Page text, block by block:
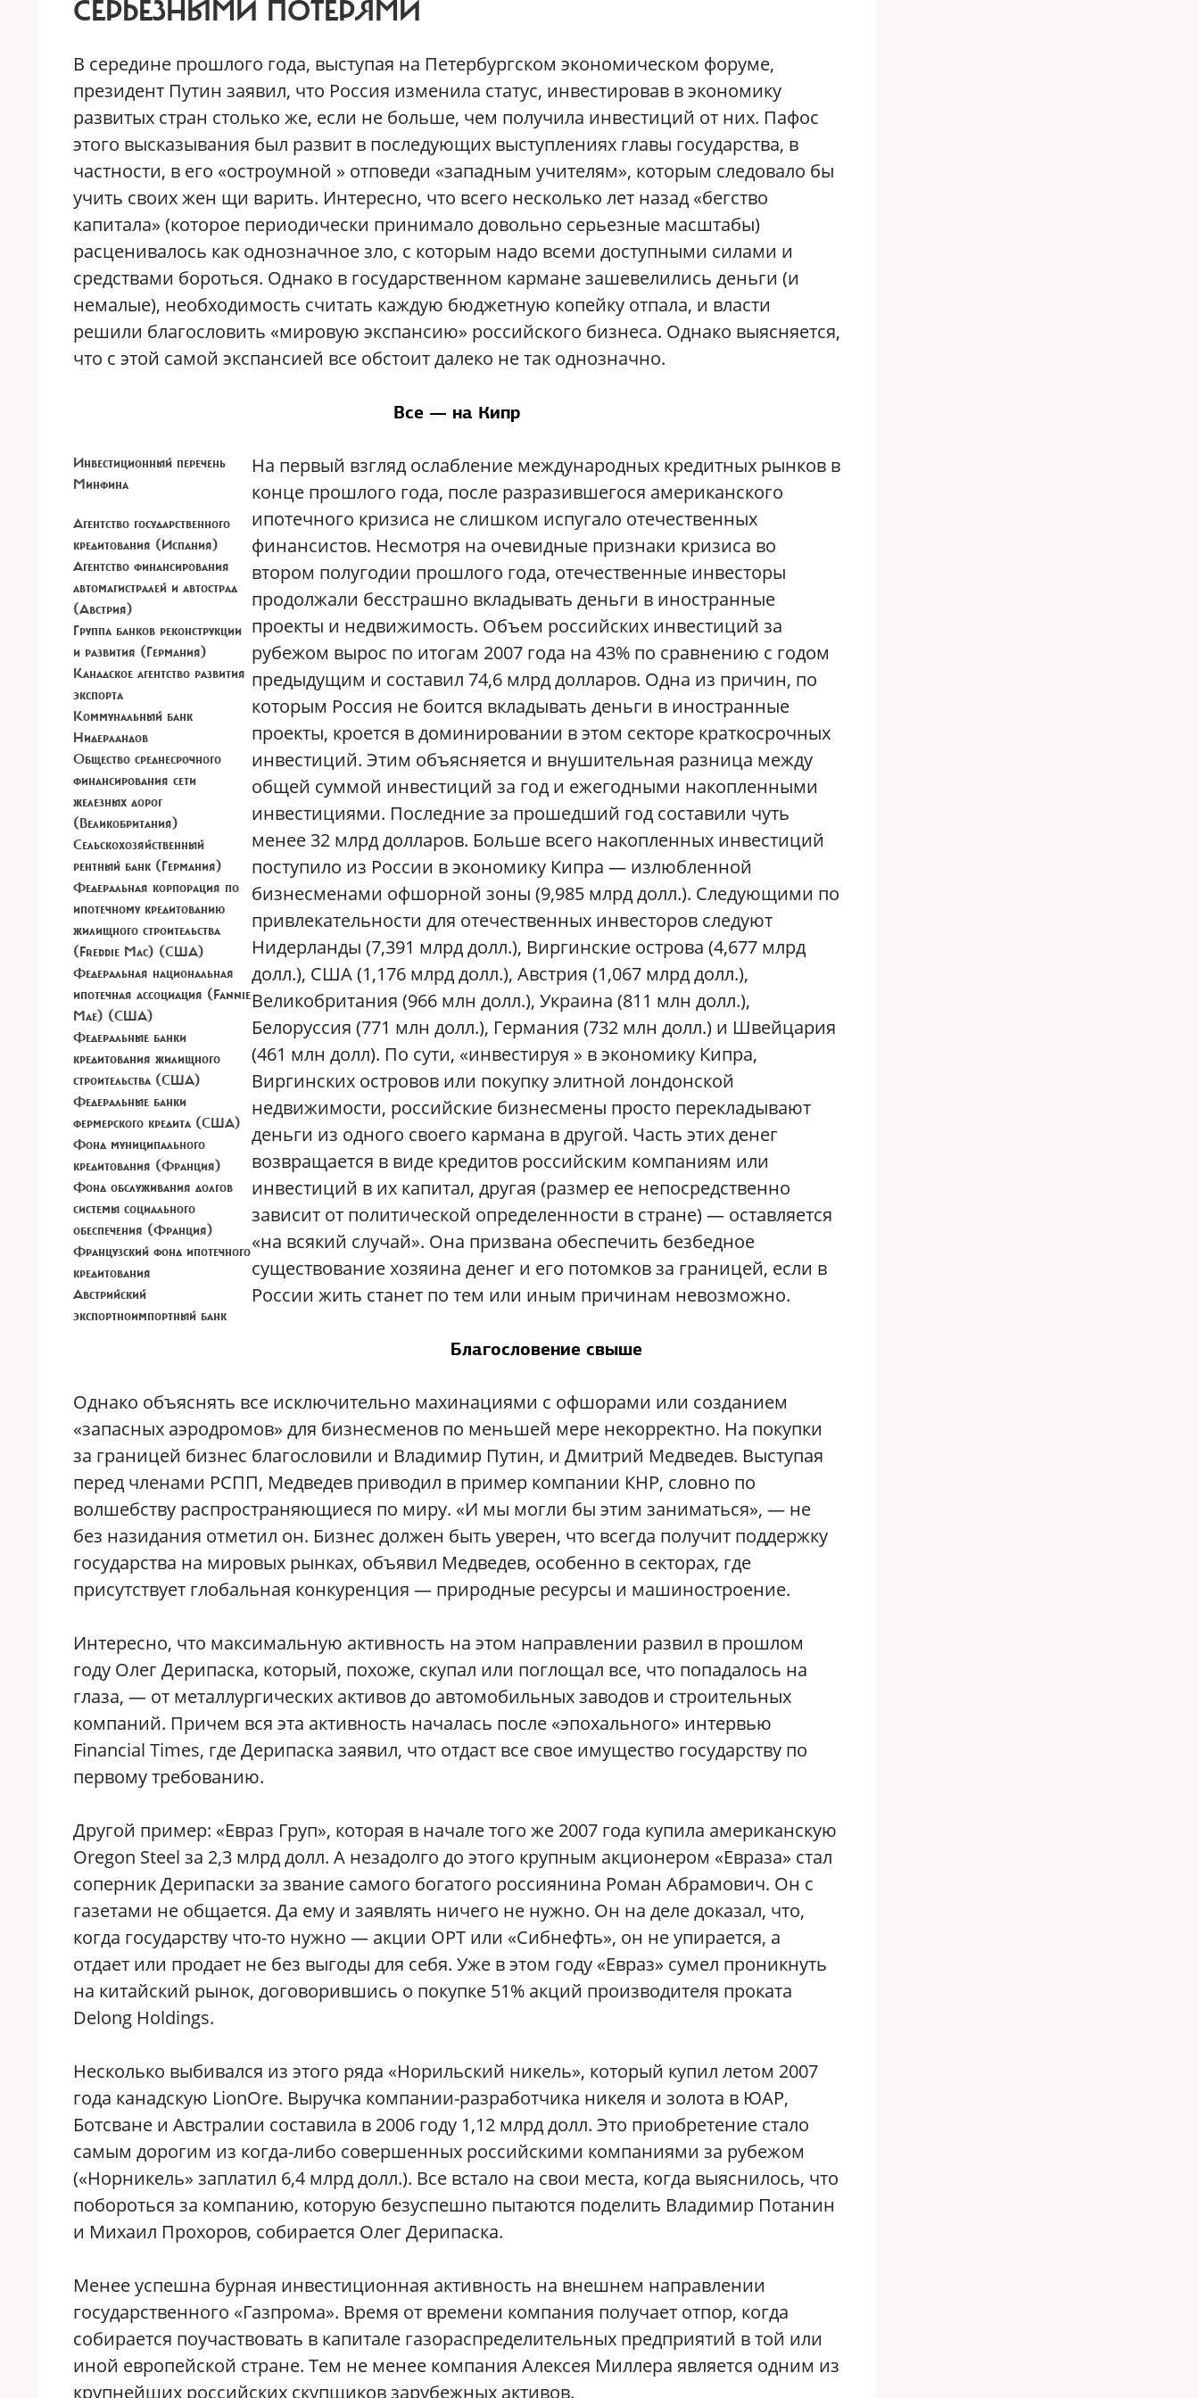
СЕРЬЕЗНЫМИ ПОТЕРЯМИ
В середине прошлого года, выступая на Петербургском экономическом форуме,
президент Путин заявил, что Россия изменила статус, инвестировав в экономику
развитых стран столько же, если не больше, чем получила инвестиций от них. Пафос
этого высказывания был развит в последующих выступлениях главы государства, в
частности, в его «остроумной » отповеди «западным учителям», которым следовало бы
учить своих жен щи варить. Интересно, что всего несколько лет назад «бегство
капитала» (которое периодически принимало довольно серьезные масштабы)
расценивалось как однозначное зло, с которым надо всеми доступными силами и
средствами бороться. Однако в государственном кармане зашевелились деньги (и
немалые), необходимость считать каждую бюджетную копейку отпала, и власти
решили благословить «мировую экспансию» российского бизнеса. Однако выясняется,
что с этой самой экспансией все обстоит далеко не так однозначно.
Все — на Кипр
Инвестиционный перечень
Минфина
Агентство государственного
кредитования (Испания)
Агентство финансирования
автомагистралей и автострад
(Австрия)
Группа банков реконструкции
и развития (Германия)
Канадское агентство развития
экспорта
Коммунальный банк
Нидерландов
Общество среднесрочного
финансирования сети
железных дорог
(Великобритания)
Сельскохозяйственный
рентный банк (Германия)
Федеральная корпорация по
ипотечному кредитованию
жилищного строительства
(Freddie Mac) (США)
Федеральная национальная
ипотечная ассоциация (Fannie
Mae) (США)
Федеральные банки
кредитования жилищного
строительства (США)
Федеральные банки
фермерского кредита (США)
Фонд муниципального
кредитования (Франция)
Фонд обслуживания долгов
системы социального
обеспечения (Франция)
Французский фонд ипотечного
кредитования
Австрийский
экспортноимпортный банк
На первый взгляд ослабление международных кредитных рынков в
конце прошлого года, после разразившегося американского
ипотечного кризиса не слишком испугало отечественных
финансистов. Несмотря на очевидные признаки кризиса во
втором полугодии прошлого года, отечественные инвесторы
продолжали бесстрашно вкладывать деньги в иностранные
проекты и недвижимость. Объем российских инвестиций за
рубежом вырос по итогам 2007 года на 43% по сравнению с годом
предыдущим и составил 74,6 млрд долларов. Одна из причин, по
которым Россия не боится вкладывать деньги в иностранные
проекты, кроется в доминировании в этом секторе краткосрочных
инвестиций. Этим объясняется и внушительная разница между
общей суммой инвестиций за год и ежегодными накопленными
инвестициями. Последние за прошедший год составили чуть
менее 32 млрд долларов. Больше всего накопленных инвестиций
поступило из России в экономику Кипра — излюбленной
бизнесменами офшорной зоны (9,985 млрд долл.). Следующими по
привлекательности для отечественных инвесторов следуют
Нидерланды (7,391 млрд долл.), Виргинские острова (4,677 млрд
долл.), США (1,176 млрд долл.), Австрия (1,067 млрд долл.),
Великобритания (966 млн долл.), Украина (811 млн долл.),
Белоруссия (771 млн долл.), Германия (732 млн долл.) и Швейцария
(461 млн долл). По сути, «инвестируя » в экономику Кипра,
Виргинских островов или покупку элитной лондонской
недвижимости, российские бизнесмены просто перекладывают
деньги из одного своего кармана в другой. Часть этих денег
возвращается в виде кредитов российским компаниям или
инвестиций в их капитал, другая (размер ее непосредственно
зависит от политической определенности в стране) — оставляется
«на всякий случай». Она призвана обеспечить безбедное
существование хозяина денег и его потомков за границей, если в
России жить станет по тем или иным причинам невозможно.
Благословение свыше
Однако объяснять все исключительно махинациями с офшорами или созданием
«запасных аэродромов» для бизнесменов по меньшей мере некорректно. На покупки
за границей бизнес благословили и Владимир Путин, и Дмитрий Медведев. Выступая
перед членами РСПП, Медведев приводил в пример компании КНР, словно по
волшебству распространяющиеся по миру. «И мы могли бы этим заниматься», — не
без назидания отметил он. Бизнес должен быть уверен, что всегда получит поддержку
государства на мировых рынках, объявил Медведев, особенно в секторах, где
присутствует глобальная конкуренция — природные ресурсы и машиностроение.
Интересно, что максимальную активность на этом направлении развил в прошлом
году Олег Дерипаска, который, похоже, скупал или поглощал все, что попадалось на
глаза, — от металлургических активов до автомобильных заводов и строительных
компаний. Причем вся эта активность началась после «эпохального» интервью
Financial Times, где Дерипаска заявил, что отдаст все свое имущество государству по
первому требованию.
Другой пример: «Евраз Груп», которая в начале того же 2007 года купила американскую
Oregon Steel за 2,3 млрд долл. А незадолго до этого крупным акционером «Евраза» стал
соперник Дерипаски за звание самого богатого россиянина Роман Абрамович. Он с
газетами не общается. Да ему и заявлять ничего не нужно. Он на деле доказал, что,
когда государству что-то нужно — акции ОРТ или «Сибнефть», он не упирается, а
отдает или продает не без выгоды для себя. Уже в этом году «Евраз» сумел проникнуть
на китайский рынок, договорившись о покупке 51% акций производителя проката
Delong Holdings.
Несколько выбивался из этого ряда «Норильский никель», который купил летом 2007
года канадскую LionOre. Выручка компании-разработчика никеля и золота в ЮАР,
Ботсване и Австралии составила в 2006 году 1,12 млрд долл. Это приобретение стало
самым дорогим из когда-либо совершенных российскими компаниями за рубежом
(«Норникель» заплатил 6,4 млрд долл.). Все встало на свои места, когда выяснилось, что
побороться за компанию, которую безуспешно пытаются поделить Владимир Потанин
и Михаил Прохоров, собирается Олег Дерипаска.
Менее успешна бурная инвестиционная активность на внешнем направлении
государственного «Газпрома». Время от времени компания получает отпор, когда
собирается поучаствовать в капитале газораспределительных предприятий в той или
иной европейской стране. Тем не менее компания Алексея Миллера является одним из
крупнейших российских скупщиков зарубежных активов.